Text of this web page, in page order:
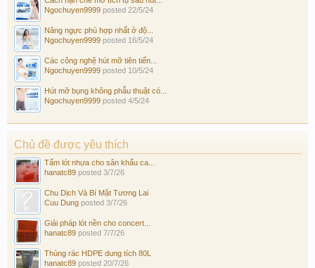
Ngochuyen9999 posted 22/5/24
Nâng ngực phù hợp nhất ở độ...
Ngochuyen9999 posted 16/5/24
Các công nghệ hút mỡ tiên tiến...
Ngochuyen9999 posted 10/5/24
Hút mỡ bụng không phẫu thuật có...
Ngochuyen9999 posted 4/5/24
Chủ đề được yêu thích
Tấm lót nhựa cho sân khấu ca...
hanatc89 posted 3/7/26
Chu Dịch Và Bí Mật Tương Lai
Cuu Dung posted 3/7/26
Giải pháp lót nền cho concert...
hanatc89 posted 7/7/26
Thùng rác HDPE dung tích 80L
hanatc89 posted 20/7/26